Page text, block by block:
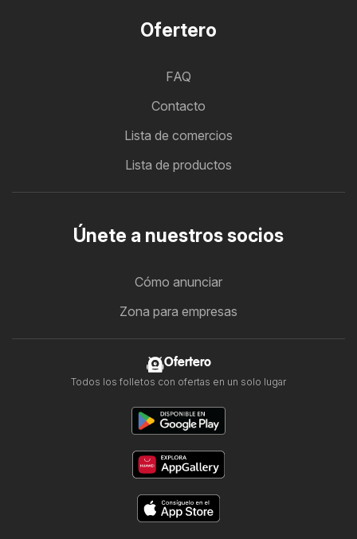
Ofertero
FAQ
Contacto
Lista de comercios
Lista de productos
Únete a nuestros socios
Cómo anunciar
Zona para empresas
Ofertero
Todos los folletos con ofertas en un solo lugar